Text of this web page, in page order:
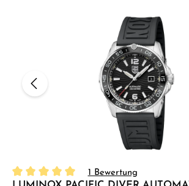
Bildergalerie überspringen
1 Bewertung